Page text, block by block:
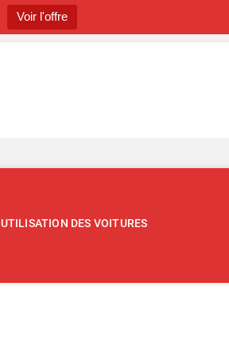
Voir l'offre
UTILISATION DES VOITURES